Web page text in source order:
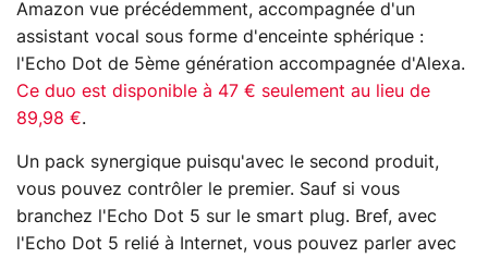
Amazon vue précédemment, accompagnée d'un
assistant vocal sous forme d'enceinte sphérique :
l'Echo Dot de 5ème génération accompagnée d'Alexa.
Ce duo est disponible à 47 € seulement au lieu de
89,98 €.
Un pack synergique puisqu'avec le second produit,
vous pouvez contrôler le premier. Sauf si vous
branchez l'Echo Dot 5 sur le smart plug. Bref, avec
l'Echo Dot 5 relié à Internet, vous pouvez parler avec